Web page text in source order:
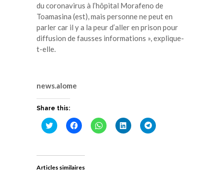
du coronavirus à l’hôpital Morafeno de
Toamasina (est), mais personne ne peut en
parler car il y a la peur d’aller en prison pour
diffusion de fausses informations », explique-
t-elle.
news.alome
Share this:
Cliquez
pour
dans
nouvelle
Cliquez
pour
dans
nouvelle
Cliquez
pour
Cliquez
pour
Cliquez
pour
Articles similaires